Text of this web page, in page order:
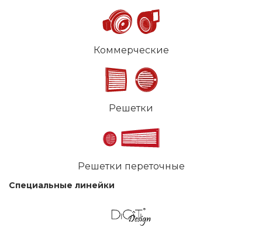
Коммерческие
Решетки
Решетки переточные
Специальные линейки